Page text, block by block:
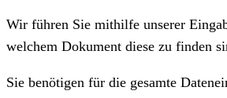
Wir führen Sie mithilfe unserer
welchem Dokument diese zu finden
Sie benötigen für die gesamte